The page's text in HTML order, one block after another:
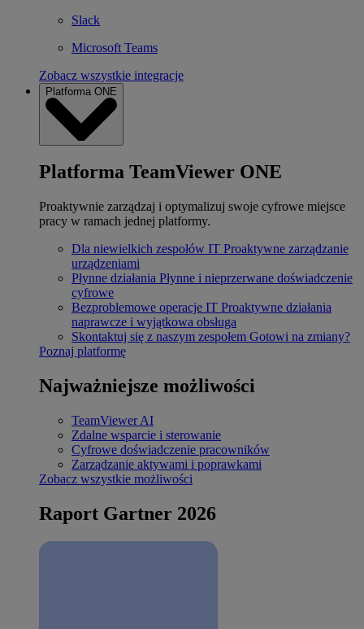
Slack
Microsoft Teams
Zobacz wszystkie integracje
Platforma ONE
Platforma TeamViewer ONE
Proaktywnie zarządzaj i optymalizuj swoje cyfrowe miejsce
pracy w ramach jednej platformy.
Dla niewielkich zespołów IT Proaktywne zarządzanie
urządzeniami
Płynne działania Płynne i nieprzerwane doświadczenie
cyfrowe
Bezproblemowe operacje IT Proaktywne działania
naprawcze i wyjątkowa obsługa
Skontaktuj się z naszym zespołem Gotowi na zmiany?
Poznaj platformę
Najważniejsze możliwości
TeamViewer AI
Zdalne wsparcie i sterowanie
Cyfrowe doświadczenie pracowników
Zarządzanie aktywami i poprawkami
Zobacz wszystkie możliwości
Raport Gartner 2026